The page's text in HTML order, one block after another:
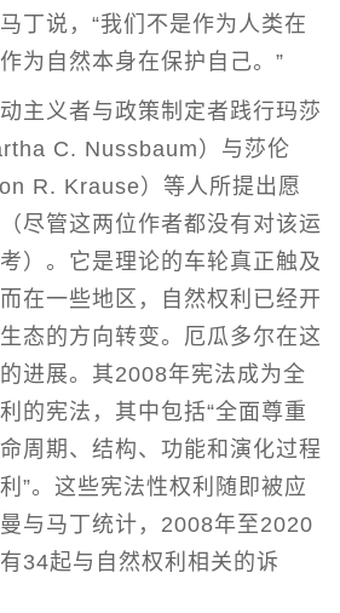
丁说，“我们不是作为人类在
为自然本身在保护自己。”
主义者与政策制定者践行玛莎
C. Nussbaum）与莎伦
R. Krause）等人所提出愿
尽管这两位作者都没有对该运
）。它是理论的车轮真正触及
在一些地区，自然权利已经开
态的方向转变。厄瓜多尔在这
进展。其2008年宪法成为全
的宪法，其中包括“全面尊重
周期、结构、功能和演化过程
”。这些宪法性权利随即被应
与马丁统计，2008年至2020
34起与自然权利相关的诉